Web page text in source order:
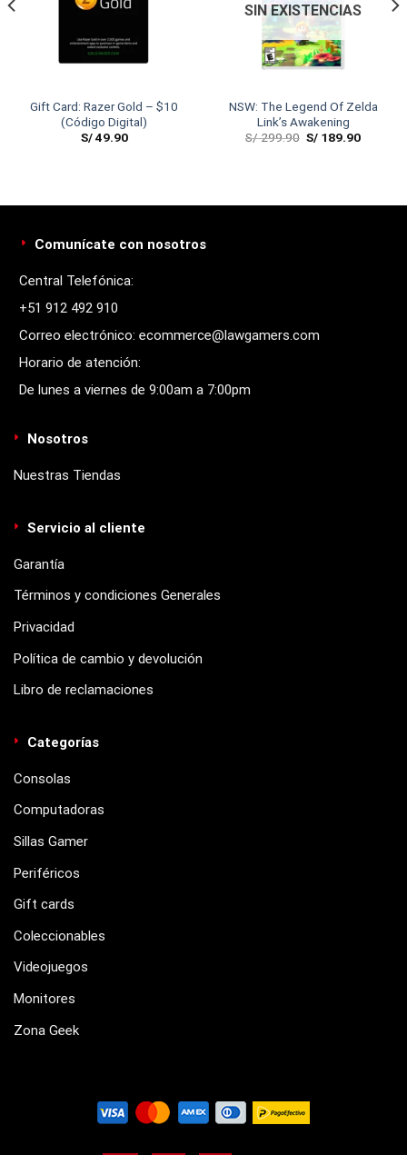
Gift Card: Razer Gold – $10
(Código Digital)
S/49.90
SIN EXISTENCIAS
NSW: The Legend Of Zelda
Link’s Awakening
S/299.90 S/ 189.90
Comunícate con nosotros
Central Telefónica:
+51 912 492 910
Correo electrónico: ecommerce@lawgamers.com
Horario de atención:
De lunes a viernes de 9:00am a 7:00pm
Nosotros
Nuestras Tiendas
Servicio al cliente
Garantía
Términos y condiciones Generales
Privacidad
Política de cambio y devolución
Libro de reclamaciones
Categorías
Consolas
Computadoras
Sillas Gamer
Periféricos
Gift cards
Coleccionables
Videojuegos
Monitores
Zona Geek